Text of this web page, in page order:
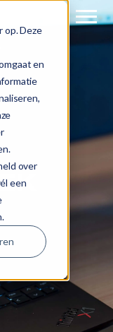
op. Deze
en
over
een